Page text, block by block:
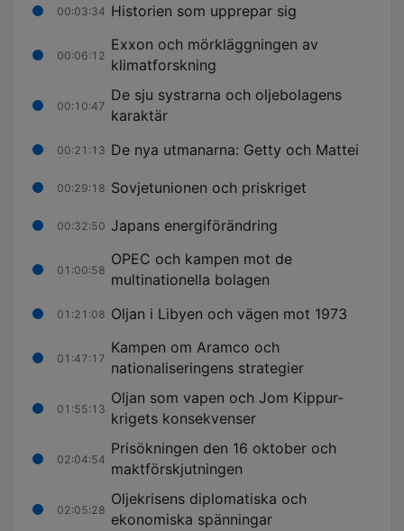
00:03:34 Historien som upprepar sig
00:06:12
Exxon och mörkläggningen av
klimatforskning
00:10:47
De sju systrarna och oljebolagens
karaktär
00:21:13 De nya utmanarna: Getty och Mattei
00:29:18 Sovjetunionen och priskriget
00:32:50 Japans energiförändring
01:00:58
OPEC och kampen mot de
multinationella bolagen
01:21:08 Oljan i Libyen och vägen mot 1973
01:47:17
Kampen om Aramco och
nationaliseringens strategier
01:55:13
Oljan som vapen och Jom Kippur-
krigets konsekvenser
02:04:54
Prisökningen den 16 oktober och
maktförskjutningen
02:05:28
Oljekrisens diplomatiska och
ekonomiska spänningar